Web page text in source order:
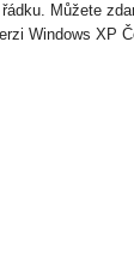
Můžete
Windows XP